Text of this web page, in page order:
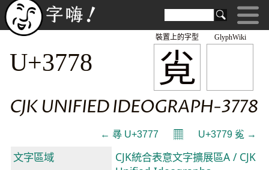
GlyphWiki
㝸
裝置上的字型
U+3778
CJK UNIFIED IDEOGRAPH-3778
← 㝷 U+3777 𝄜 U+3779 㝹 →
文字區域
CJK統合表意文字擴展區A / CJK